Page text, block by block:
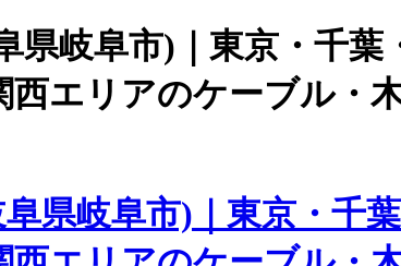
県岐阜市)｜東京・千
エリアのケーブル・